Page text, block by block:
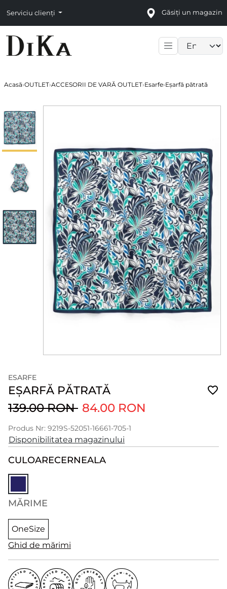
Serviciu clienți Găsiți un magazin
Acasă›OUTLET›ACCESORII DE VARĂ OUTLET›Esarfe›Eșarfă pătrată
ESARFE
EȘARFĂ PĂTRATĂ
139.00 RON 84.00 RON
Produs Nr: 9219S-52051-16661-705-1
Disponibilitatea magazinului
CULOARECERNEALA
MĂRIME
OneSize
Ghid de mărimi